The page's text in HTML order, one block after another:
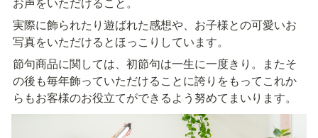
実際に飾られたり遊ばれた感想や、お子様との可愛いお
写真をいただけるとほっこりしています。
節句商品に関しては、初節句は一生に一度きり。またそ
の後も毎年飾っていただけることに誇りをもってこれか
らもお客様のお役立てができるよう努めてまいります。